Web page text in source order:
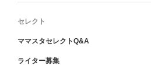
セレクト
ママスタセレクトQ&A
ライター募集